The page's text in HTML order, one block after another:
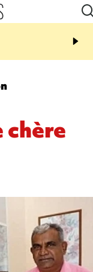
Quatre
européennes pour les
chère